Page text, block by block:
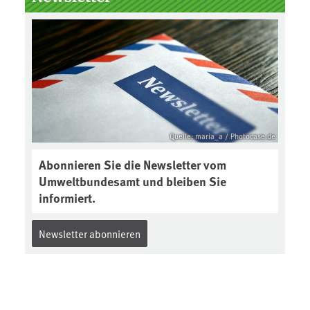
Boden des Jahres ausgewählt und
was passiert eigentlich während
eines solchen Bodenjahres? Infos
dazu gibt es im aktuellen Podcast
„Soilcast“. Jetzt reinhören:
https://soilcast.de/interview/sc20
2-interview-die-kuer-der-krume/
Quelle: maria_a / Photocase.de
Abonnieren Sie die Newsletter vom
Umweltbundesamt und bleiben Sie
informiert.
Newsletter abonnieren